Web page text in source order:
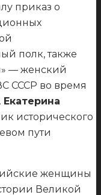
приказ о
полк, также
— женский
СССР во время
Екатерина
исторического
пути
женщины
Великой